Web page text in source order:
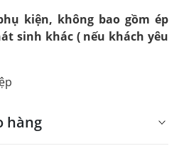
kiện, không bao gồm ép
sinh khác ( nếu khách yêu
hàng